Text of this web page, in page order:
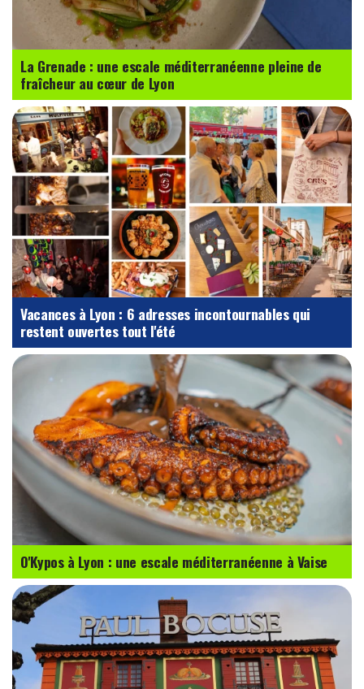
La Grenade : une escale méditerranéenne pleine de
fraîcheur au cœur de Lyon
Vacances à Lyon : 6 adresses incontournables qui
restent ouvertes tout l'été
O'Kypos à Lyon : une escale méditerranéenne à Vaise